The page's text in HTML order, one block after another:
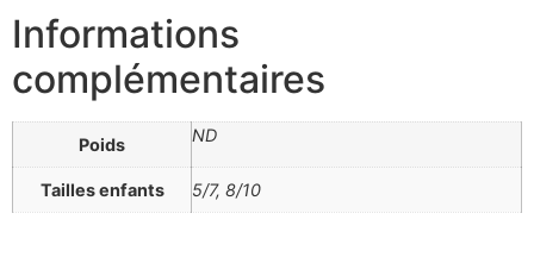
Informations
complémentaires
Poids ND
Tailles enfants 5/7, 8/10